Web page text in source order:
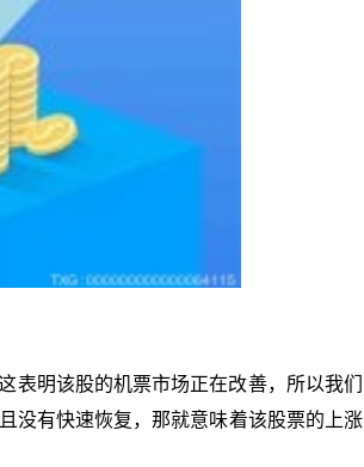
表明该股的机票市场正在改善，所以我们
没有快速恢复，那就意味着该股票的上涨